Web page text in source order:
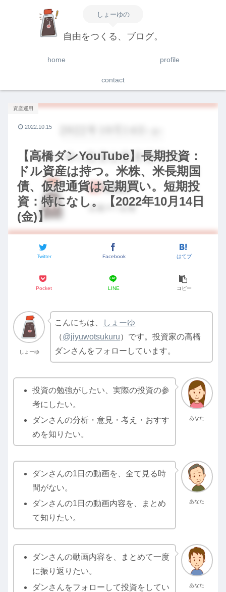
しょーゆの
自由をつくる、ブログ。
home profile
contact
【高橋ダンYouTube】長期投資：
ドル資産は持つ。米株、米長期国
債、仮想通貨は定期買い。短期投
資：特になし。【2022年10月14日
(金)】
資産運用
Twitter Facebook はてブ
Pocket LINE コピー
2022.10.15
しょーゆ
こんにちは、
しょーゆ
（@jiyuwotsukuru）です。投資家の高橋
ダンさんをフォローしています。
あなた
投資の勉強がしたい、実際の投資の参
考にしたい。
ダンさんの分析・意見・考え・おすす
めを知りたい。
あなた
ダンさんの1日の動画を、全て見る時
間がない。
ダンさんの1日の動画内容を、まとめ
て知りたい。
あなた
ダンさんの動画内容を、まとめて一度
に振り返りたい。
ダンさんをフォローして投資をしてい